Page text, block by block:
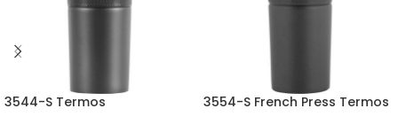
3544-S Termos 3554-S French Press Termos